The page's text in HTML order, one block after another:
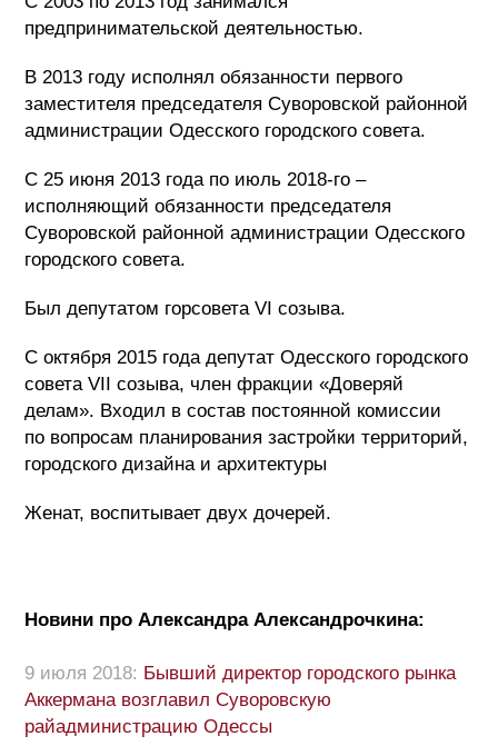
предпринимательской деятельностью.
В 2013 году исполнял обязанности первого
заместителя председателя Суворовской районной
администрации Одесского городского совета.
С 25 июня 2013 года по июль 2018-го –
исполняющий обязанности председателя
Суворовской районной администрации Одесского
городского совета.
Был депутатом горсовета VI созыва.
С октября 2015 года депутат Одесского городского
совета VII созыва, член фракции «Доверяй
делам». Входил в состав постоянной комиссии
по вопросам планирования застройки территорий,
городского дизайна и архитектуры
Женат, воспитывает двух дочерей.
Новини про Александра Александрочкина:
9 июля 2018: Бывший директор городского рынка
Аккермана возглавил Суворовскую
райадминистрацию Одессы